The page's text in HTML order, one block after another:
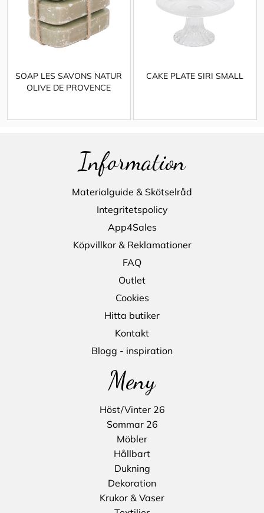
SOAP LES SAVONS NATUR
OLIVE DE PROVENCE
CAKE PLATE SIRI SMALL
Information
Materialguide & Skötselråd
Integritetspolicy
App4Sales
Köpvillkor & Reklamationer
FAQ
Outlet
Cookies
Hitta butiker
Kontakt
Blogg - inspiration
Meny
Höst/Vinter 26
Sommar 26
Möbler
Hållbart
Dukning
Dekoration
Krukor & Vaser